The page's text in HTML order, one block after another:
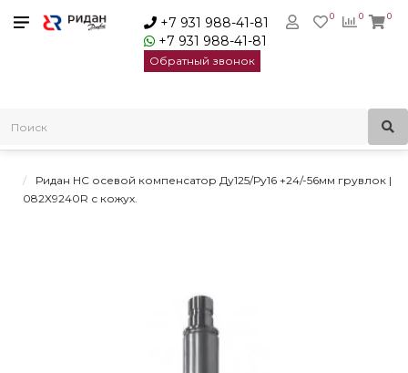
+7 931 988-41-81
+7 931 988-41-81
Обратный звонок
0
0 0
Трубопроводная арматура
Ридан НС осевой компенсатор Ду125/Ру16 +24/-56мм грувлок |
082X9240R с кожух.